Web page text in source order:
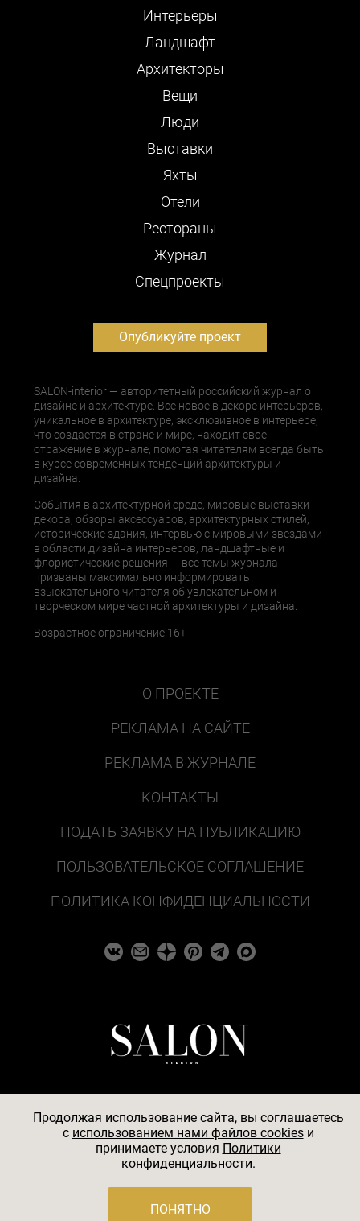
Интерьеры
Ландшафт
Архитекторы
Вещи
Люди
Выставки
Яхты
Отели
Рестораны
Журнал
Cпецпроекты
Опубликуйте проект
SALON-interior — авторитетный российский журнал о
дизайне и архитектуре. Все новое в декоре интерьеров,
уникальное в архитектуре, эксклюзивное в интерьере,
что создается в стране и мире, находит свое
отражение в журнале, помогая читателям всегда быть
в курсе современных тенденций архитектуры и
дизайна.
События в архитектурной среде, мировые выставки
декора, обзоры аксессуаров, архитектурных стилей,
исторические здания, интервью с мировыми звездами
в области дизайна интерьеров, ландшафтные и
флористические решения — все темы журнала
призваны максимально информировать
взыскательного читателя об увлекательном и
творческом мире частной архитектуры и дизайна.
Возрастное ограничение 16+
О ПРОЕКТЕ
РЕКЛАМА НА САЙТЕ
РЕКЛАМА В ЖУРНАЛЕ
КОНТАКТЫ
ПОДАТЬ ЗАЯВКУ НА ПУБЛИКАЦИЮ
ПОЛЬЗОВАТЕЛЬСКОЕ СОГЛАШЕНИЕ
ПОЛИТИКА КОНФИДЕНЦИАЛЬНОСТИ
© 2026
АО «БКМ», ОГРН 1027739494584, ИНН 7705056238,
127018, Москва, ул. Полковая, д. 3, стр. 4, помещение I,
комн. 23
Продолжая использование сайта, вы соглашаетесь
c использованием нами файлов cookiesи
принимаете условия Политики
конфиденциальности.
ПОНЯТНО